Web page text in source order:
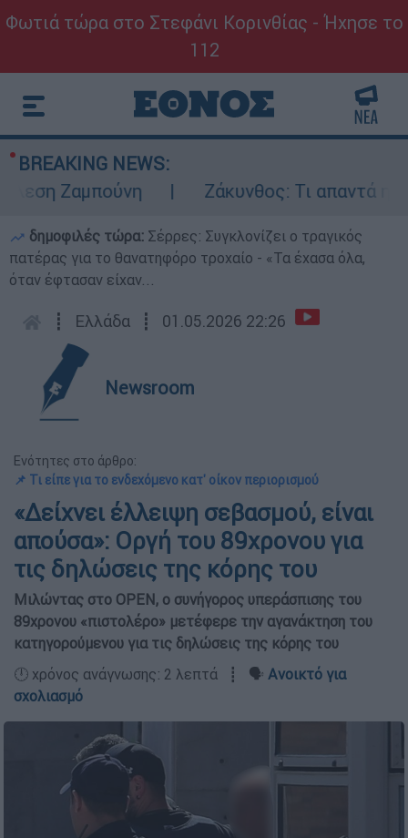
Φωτιά τώρα στο Στεφάνι Κορινθίας - Ήχησε το
112
BREAKING NEWS:
Ζαμπούνη
Ζάκυνθος: Τι απαντά η
δημοφιλές τώρα: Σέρρες: Συγκλονίζει ο τραγικός
πατέρας για το θανατηφόρο τροχαίο - «Τα έχασα όλα,
όταν έφτασαν είχαν...
┋ Ελλάδα ┋ 01.05.2026 22:26
Newsroom
Ενότητες στο άρθρο:
📌 Τι είπε για το ενδεχόμενο κατ' οίκον περιορισμού
«Δείχνει έλλειψη σεβασμού, είναι
απούσα»: Οργή του 89χρονου για
τις δηλώσεις της κόρης του
Μιλώντας στο OPEN, ο συνήγορος υπεράσπισης του
89χρονου «πιστολέρο» μετέφερε την αγανάκτηση του
κατηγορούμενου για τις δηλώσεις της κόρης του
🕛 χρόνος ανάγνωσης: 2 λεπτά ┋ 🗣️ Ανοικτό για
σχολιασμό